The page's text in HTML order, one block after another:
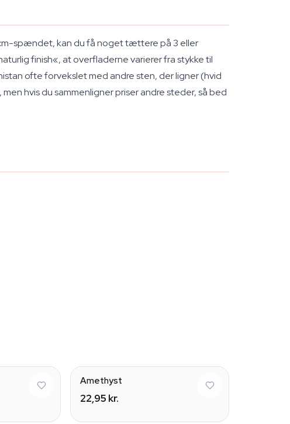
spændet, kan du få noget tættere på 3 eller
finish«, at overfladerne varierer fra stykke til
ofte forvekslet med andre sten, der ligner (hvid
hvis du sammenligner priser andre steder, så bed
Amethyst
22,95 kr.